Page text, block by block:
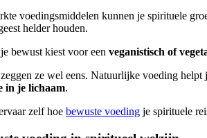
voedingsmiddelen kunnen je spirituele
helder houden.
bewust kiest voor een veganistisch of
zeggen ze wel eens. Natuurlijke voeding
in je lichaam.
zelf hoe bewuste voeding je spirituele